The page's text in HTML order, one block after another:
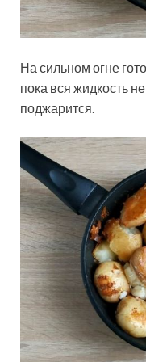
На сильном огне
пока вся жидкость
поджарится.